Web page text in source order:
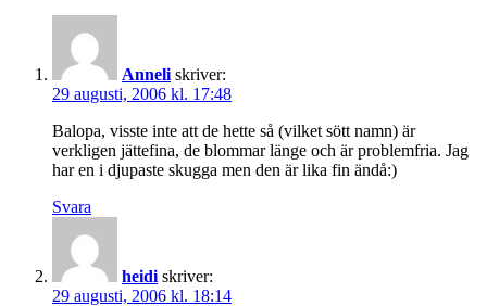
Anneli skriver:
29 augusti, 2006 kl. 17:48
Balopa, visste inte att de hette så (vilket sött namn) är
verkligen jättefina, de blommar länge och är problemfria. Jag
har en i djupaste skugga men den är lika fin ändå:)
Svara
heidi skriver:
29 augusti, 2006 kl. 18:14